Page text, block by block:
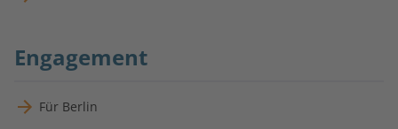
Engagement
Für Berlin